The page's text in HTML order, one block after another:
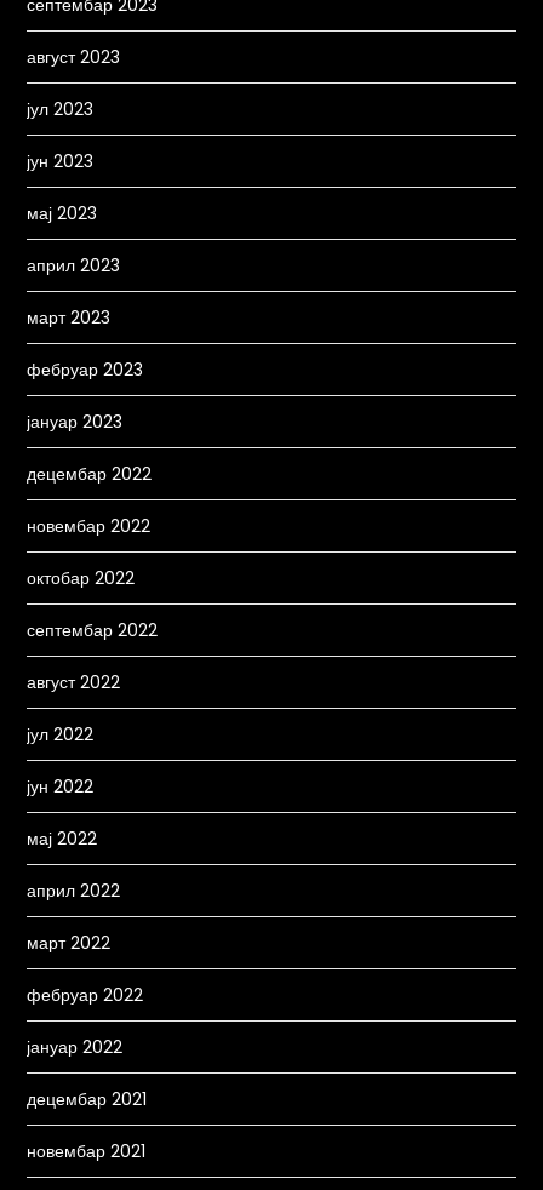
септембар 2023
август 2023
јул 2023
јун 2023
мај 2023
април 2023
март 2023
фебруар 2023
јануар 2023
децембар 2022
новембар 2022
октобар 2022
септембар 2022
август 2022
јул 2022
јун 2022
мај 2022
април 2022
март 2022
фебруар 2022
јануар 2022
децембар 2021
новембар 2021